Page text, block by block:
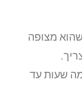
מצופה
שעות עד